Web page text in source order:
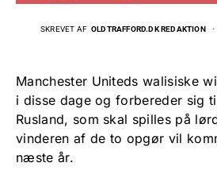
SKREVET AF OLDTRAFFORD.DK REDAKTION
Manchester Uniteds walisiske
i disse dage og forbereder sig
Rusland, som skal spilles på
vinderen af de to opgør vil
næste år.